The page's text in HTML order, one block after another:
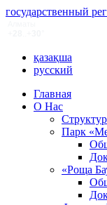
государственный
қазақша
русский
Главная
О Нас
Парк
«Роща